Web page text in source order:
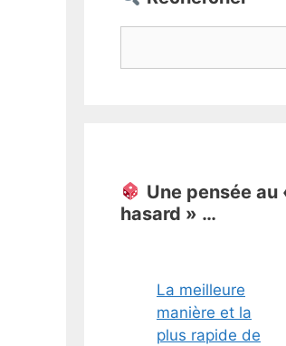
Une pensée au
hasard » …
La meilleure
manière et la
plus rapide de